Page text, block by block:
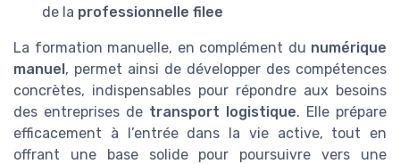
de la professionnelle filee
La formation manuelle, en complément du numérique
manuel, permet ainsi de développer des compétences
concrètes, indispensables pour répondre aux besoins
des entreprises de transport logistique. Elle prépare
efficacement à l’entrée dans la vie active, tout en
offrant une base solide pour poursuivre vers une